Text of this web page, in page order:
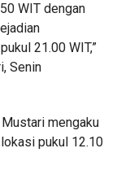
WIT dengan
21.00 WIT,”
Senin
mengaku
pukul 12.10